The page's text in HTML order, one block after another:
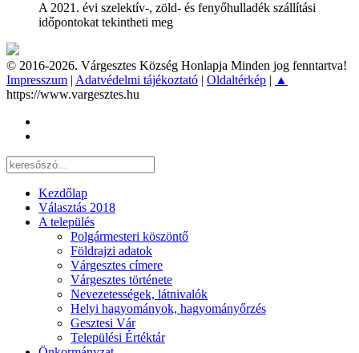
A 2021. évi szelektív-, zöld- és fenyőhulladék szállítási
időpontokat tekintheti meg
© 2016-2026. Várgesztes Község Honlapja Minden jog fenntartva!
Impresszum Adatvédelmi tájékoztató Oldaltérkép
▲
https://www.vargesztes.hu
Kezdőlap
Választás 2018
A település
Polgármesteri köszöntő
Földrajzi adatok
Várgesztes címere
Várgesztes története
Nevezetességek, látnivalók
Helyi hagyományok, hagyományőrzés
Gesztesi Vár
Települési Értéktár